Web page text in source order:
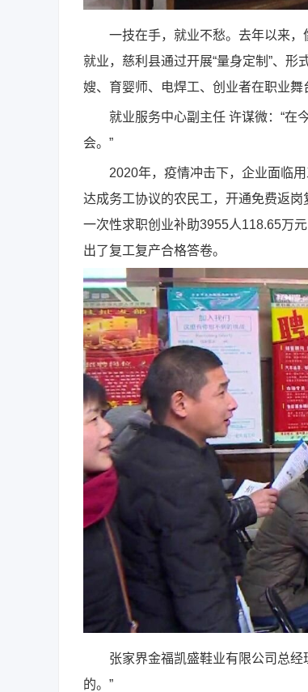
一技在手，就业不愁。去年以来，
就业，慈利县通过开展“量身定制”、形
嫂、育婴师、电焊工、创业者在职业舞
就业服务中心副主任 许谋微：“在今
会。”
2020年，疫情冲击下，企业面临用
达成务工协议的农民工，开通免费返
一次性求职创业补助3955人118.65万
出了复工复产合格答卷。
张家界金福凯盛鞋业有限公司总经
的。”